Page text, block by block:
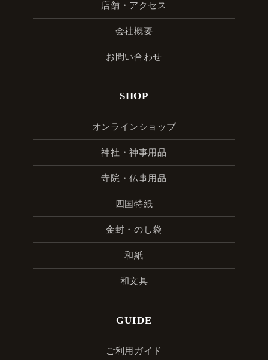
店舗・アクセス
会社概要
お問い合わせ
SHOP
オンラインショップ
神社・神事用品
寺院・仏事用品
四国特紙
金封・のし袋
和紙
和文具
GUIDE
ご利用ガイド